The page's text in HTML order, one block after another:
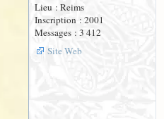
Lieu : Reims
Inscription : 2001
Messages : 3 412
Site Web